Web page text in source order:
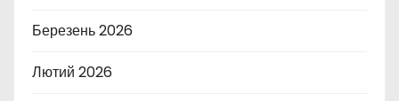
Березень 2026
Лютий 2026